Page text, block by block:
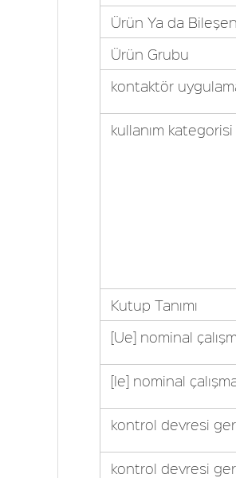
Ürün Ya da
Ürün Grubu
kontaktör
kullanım kategorisi
Kutup Tanımı
[Ue] nominal
[Ie] nominal çalışma
kontrol devresi
kontrol devresi